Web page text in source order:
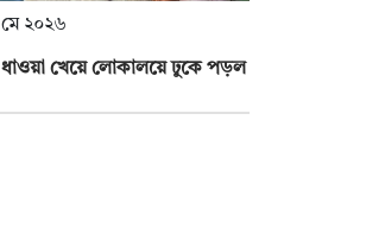
২০২৬
খেয়ে লোকালয়ে ঢুকে পড়ল